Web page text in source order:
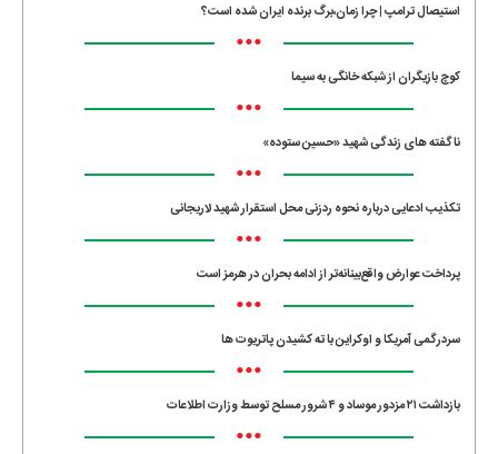
استیصال ترامپ | چرا زمان،برگ برنده ایران شده است؟
•••
کوچ بازیگران از شبکه خانگی به سیما
•••
ناگفته های زندگی شهید «حسین ستوده»
•••
تکذیب ادعایی درباره نحوه ردزنی محل استقرار شهید لاریجانی
•••
پرداخت عوارض واقع‌بینانه‌تر از ادامه بحران در هرمز است
•••
سردرگمی آمریکا و اوکراین با ته کشیدن پاتریوت ها
•••
بازداشت ۲۱ مزدور موساد و ۴ شرور مسلح توسط وزارت اطلاعات
•••